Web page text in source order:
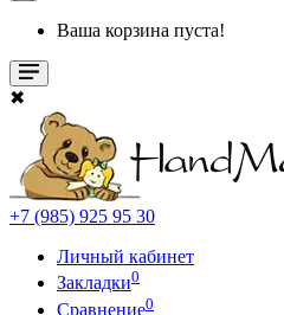
Ваша корзина пуста!
✖
+7 (985) 925 95 30
Личный кабинет
Закладки0
Сравнение0